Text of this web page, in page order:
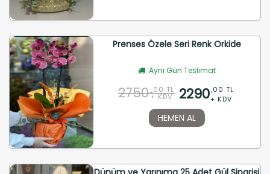
Prenses Özele Seri Renk Orkide
Aynı Gün Teslimat
2750 ,00 TL
+ KDV 2290,00 TL
+ KDV
HEMEN AL